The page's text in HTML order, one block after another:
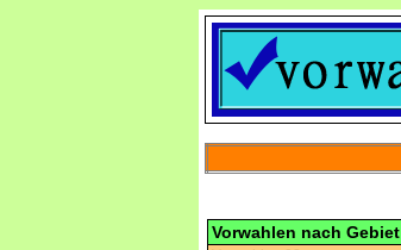
Vorwahlen nach Gebiet